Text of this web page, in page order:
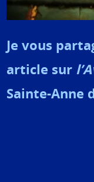
Je vous
article sur
Sainte-Anne